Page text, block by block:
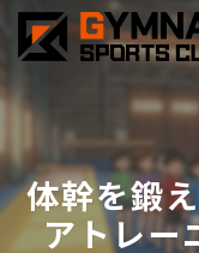
体幹を鍛
アトレー